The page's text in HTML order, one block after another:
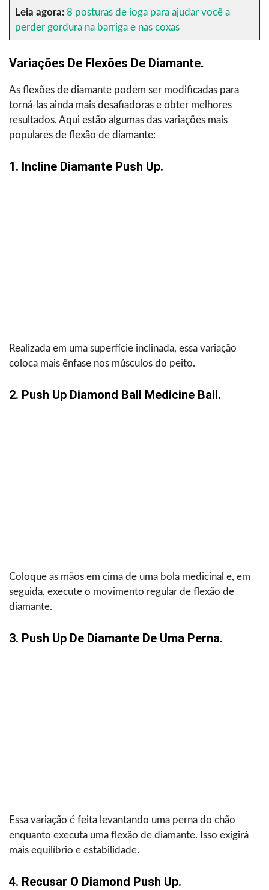
Leia agora: 8 posturas de ioga para ajudar você a
perder gordura na barriga e nas coxas
Variações De Flexões De Diamante.
As flexões de diamante podem ser modificadas para
torná-las ainda mais desafiadoras e obter melhores
resultados. Aqui estão algumas das variações mais
populares de flexão de diamante:
1. Incline Diamante Push Up.
Realizada em uma superfície inclinada, essa variação
coloca mais ênfase nos músculos do peito.
2. Push Up Diamond Ball Medicine Ball.
Coloque as mãos em cima de uma bola medicinal e, em
seguida, execute o movimento regular de flexão de
diamante.
3. Push Up De Diamante De Uma Perna.
Essa variação é feita levantando uma perna do chão
enquanto executa uma flexão de diamante. Isso exigirá
mais equilíbrio e estabilidade.
4. Recusar O Diamond Push Up.